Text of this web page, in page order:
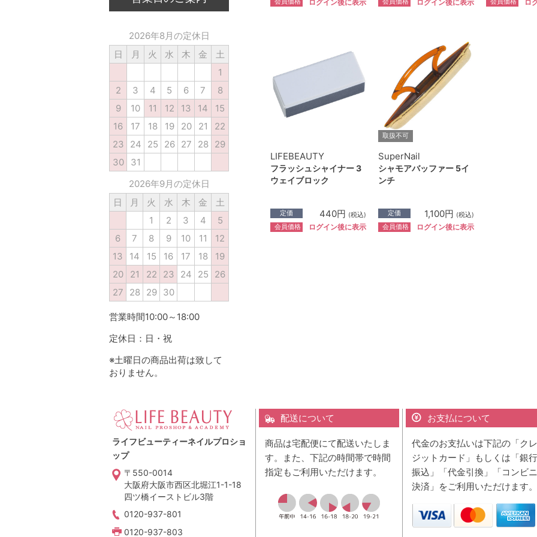
ログイン後に表示 ログイン後に表示 ロ
LIFEBEAUTY
フラッシュシャイナー 3
ウェイブロック
定価 440円 (税込)
会員価格 ログイン後に表示
取扱不可
SuperNail
シャモアバッファー 5イ
ンチ
定価 1,100円 (税込)
会員価格 ログイン後に表示
2026年8月の定休日
日
月 火 水 木 金
土
1
2
3 4 5 6 7
8
9
10 11 12 13 14
15
16
17 18 19 20 21
22
23
24 25 26 27 28
29
30
31
2026年9月の定休日
日
月 火 水 木 金
土
1
2 3 4
5
6
7 8 9 10 11
12
13
14 15 16 17 18
19
20
21 22 23 24 25
26
27
28 29 30
営業時間10:00～18:00
定休日：日・祝
※土曜日の商品出荷は致して
おりません。
ライフビューティーネイルプロショ
ップ
〒550-0014
大阪府大阪市西区北堀江1-1-18
四ツ橋イーストビル3階
0120-937-801
0120-937-803
配送について
商品は宅配便にて配送いたしま
す。また、下記の時間帯で時間
指定もご利用いただけます。
お支払について
代金のお支払いは下記の「クレ
ジットカード」もしくは「銀行
振込」「代金引換」「コンビニ
決済」をご利用いただけます。